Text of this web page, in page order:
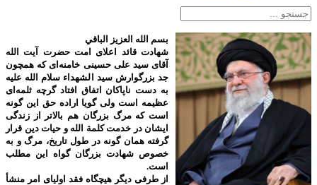
بسم الله العزیز الباقي
شهادت قائد اعلای امت حضرت آیت الله
آقای سید علی حسینی خامنه‌ای که همچون
جد بزرگوارش سید الشهداء سلام الله علیه
به دست ناپاکان اتفاق افتاد گرچه ثلمه‌ای
عظیمه است ولی گویا اراده حق این گونه
است که مرگ بزرگان هم بالاتر از زندگی
ایشان در خدمت کلمة الله و حیات دین قرار
گرفته همان گونه در طول تاریخ، مرگ و به
خصوص شهادت بزرگان گواه این مطلب
است.
از طرفی دیگر هیچگاه فقد اولیای امر منشأ